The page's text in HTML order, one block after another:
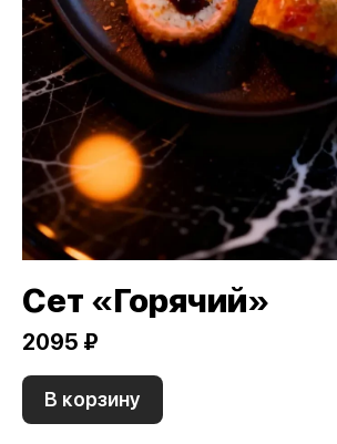
Сет «Горячий»
2095 ₽
В корзину